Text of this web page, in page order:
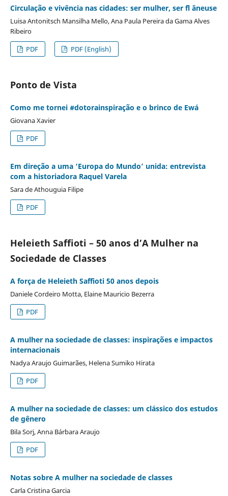
Circulação e vivência nas cidades: ser mulher, ser fl âneuse
Luisa Antonitsch Mansilha Mello, Ana Paula Pereira da Gama Alves
Ribeiro
PDF
PDF (English)
Ponto de Vista
Como me tornei #dotorainspiração e o brinco de Ewá
Giovana Xavier
PDF
Em direção a uma ‘Europa do Mundo’ unida: entrevista
com a historiadora Raquel Varela
Sara de Athouguia Filipe
PDF
Heleieth Saffioti – 50 anos d’A Mulher na
Sociedade de Classes
A força de Heleieth Saffioti 50 anos depois
Daniele Cordeiro Motta, Elaine Mauricio Bezerra
PDF
A mulher na sociedade de classes: inspirações e impactos
internacionais
Nadya Araujo Guimarães, Helena Sumiko Hirata
PDF
A mulher na sociedade de classes: um clássico dos estudos
de gênero
Bila Sorj, Anna Bárbara Araujo
PDF
Notas sobre A mulher na sociedade de classes
Carla Cristina Garcia